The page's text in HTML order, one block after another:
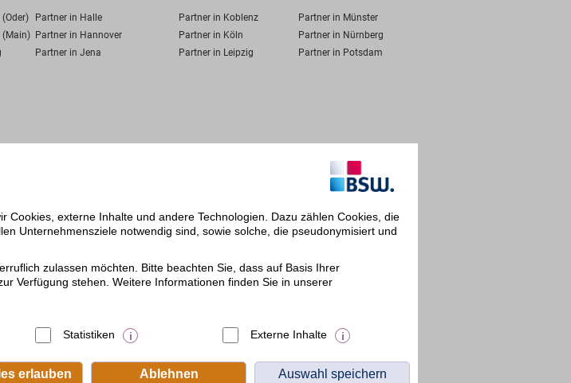
Partner in Halle Partner in Koblenz
Partner in Münster
(Main) Partner in Hannover Partner in Köln
Partner in Nürnberg
Partner in Jena Partner in Leipzig Partner in Potsdam
externe Inhalte und andere Technologien. Dazu zählen Cookies, die
Unternehmensziele notwendig sind, sowie solche, die pseudonymisiert und
zulassen möchten. Bitte beachten Sie, dass auf Basis Ihrer
Verfügung stehen. Weitere Informationen finden Sie in unserer
Statistiken Externe Inhalte
erlauben Ablehnen Auswahl speichern